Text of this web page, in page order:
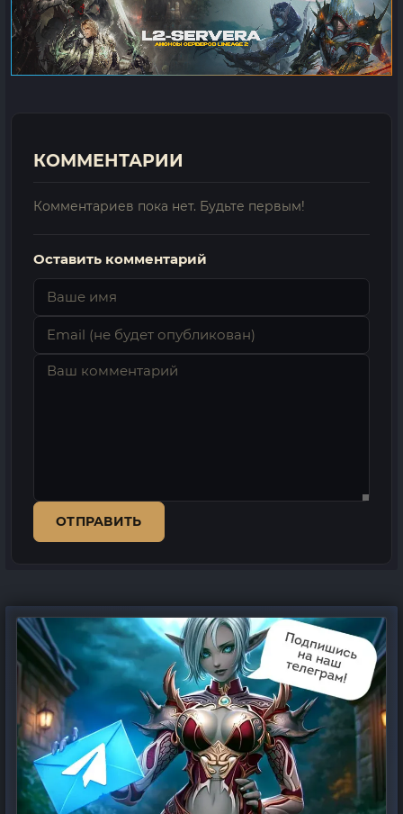
КОММЕНТАРИИ
Комментариев пока нет. Будьте первым!
Оставить комментарий
ОТПРАВИТЬ